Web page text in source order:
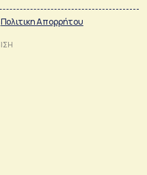
Πολιτικη Απορρήτου